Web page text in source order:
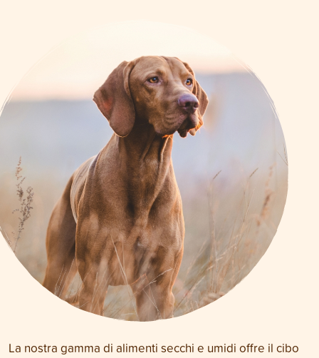
La nostra gamma di alimenti secchi e umidi offre il cibo